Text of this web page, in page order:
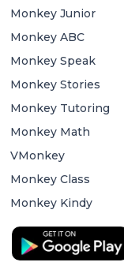
Monkey Junior
Monkey ABC
Monkey Speak
Monkey Stories
Monkey Tutoring
Monkey Math
VMonkey
Monkey Class
Monkey Kindy